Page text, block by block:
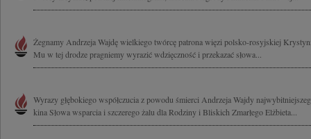
Żegnamy Andrzeja Wajdę wielkiego twórcę patrona więzi polsko-rosyjskiej
Mu w tej drodze pragniemy wyrazić wdzięczność i przekazać słowa...
Wyrazy głębokiego współczucia z powodu śmierci Andrzeja Wajdy
kina Słowa wsparcia i szczerego żalu dla Rodziny i Bliskich Zmarłego Elżbieta...